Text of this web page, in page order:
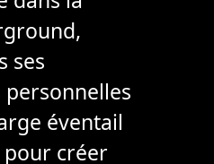
ses
éventail
pour créer